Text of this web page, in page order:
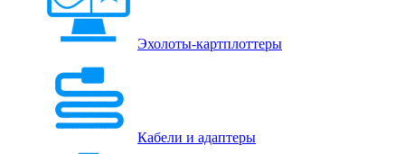
Эхолоты-картплоттеры
Кабели и адаптеры